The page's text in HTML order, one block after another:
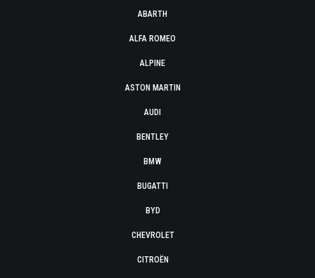
ABARTH
ALFA ROMEO
ALPINE
ASTON MARTIN
AUDI
BENTLEY
BMW
BUGATTI
BYD
CHEVROLET
CITROËN